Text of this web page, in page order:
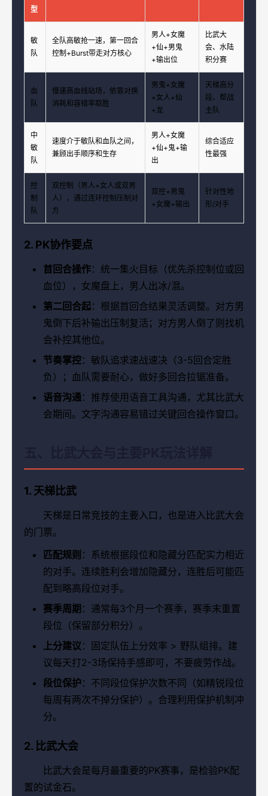
型
敏
队
全队高敏抢一速，第一回合
控制+Burst带走对方核心
男人+女魔
+仙+男鬼
+输出位
比武大
会、水陆
积分赛
血
队
慢速高血线站场，依靠对换
消耗和容错率取胜
男鬼+女魔
+女人+仙
+龙
天梯高分
段、帮战
主队
中
敏
队
速度介于敏队和血队之间，
兼顾出手顺序和生存
男人+女魔
+仙+鬼+输
出
综合适应
性最强
控
制
队
双控制（男人+女人或双男
人），通过连环控制压制对
方
双控+男鬼
+女魔+输出
针对性地
形/对手
2. PK协作要点
首回合操作：统一集火目标（优先杀控制位或回
血位），女魔盘上，男人出冰/混。
第二回合起：根据首回合结果灵活调整。对方男
鬼倒下后补输出压制复活；对方男人倒了则找机
会补控其他位。
节奏掌控：敏队追求速战速决（3-5回合定胜
负）；血队需要耐心，做好多回合拉锯准备。
语音沟通：推荐使用语音工具沟通，尤其比武大
会期间。文字沟通容易错过关键回合操作窗口。
1. 天梯比武
天梯是日常竞技的主要入口，也是进入比武大会
的门票。
匹配规则 ：系统根据段位和隐藏分匹配实力相近
的对手。连续胜利会增加隐藏分，连胜后可能匹
配到略高段位对手。
赛季周期 ：通常每3个月一个赛季，赛季末重置
段位（保留部分积分）。
上分建议 ：固定队伍上分效率 > 野队组排。建
议每天打2-3场保持手感即可，不要疲劳作战。
段位保护：不同段位保护次数不同（如精锐段位
每周有两次不掉分保护）。合理利用保护机制冲
分。
2. 比武大会
比武大会是每月最重要的PK赛事，是检验PK配
置的试金石。